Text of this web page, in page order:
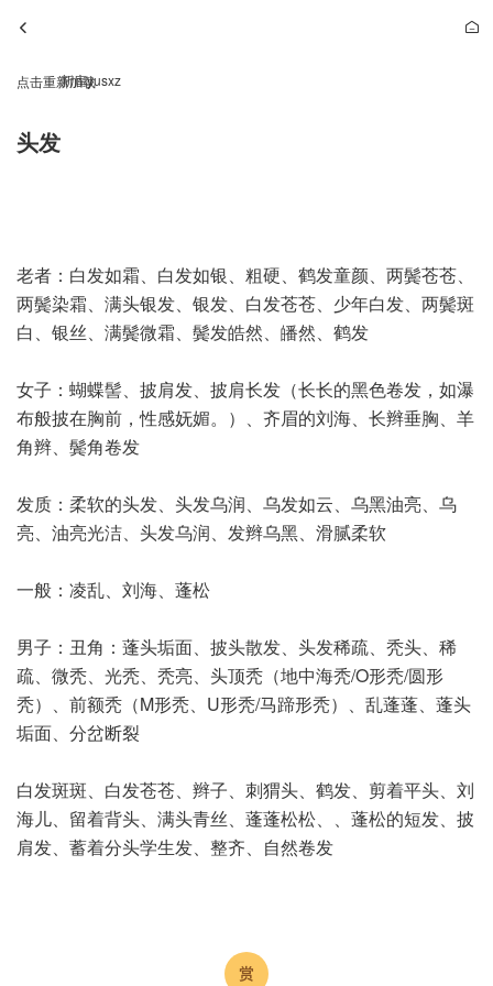
点击重新加载
新库yusxz
头发
老者：白发如霜、白发如银、粗硬、鹤发童颜、两鬓苍苍、
两鬓染霜、满头银发、银发、白发苍苍、少年白发、两鬓斑
白、银丝、满鬓微霜、鬓发皓然、皤然、鹤发
女子：蝴蝶髻、披肩发、披肩长发（长长的黑色卷发，如瀑
布般披在胸前，性感妩媚。）、齐眉的刘海、长辫垂胸、羊
角辫、鬓角卷发
发质：柔软的头发、头发乌润、乌发如云、乌黑油亮、乌
亮、油亮光洁、头发乌润、发辫乌黑、滑腻柔软
一般：凌乱、刘海、蓬松
男子：丑角：蓬头垢面、披头散发、头发稀疏、秃头、稀
疏、微秃、光秃、秃亮、头顶秃（地中海秃/O形秃/圆形
秃）、前额秃（M形秃、U形秃/马蹄形秃）、乱蓬蓬、蓬头
垢面、分岔断裂
白发斑斑、白发苍苍、辫子、刺猬头、鹤发、剪着平头、刘
海儿、留着背头、满头青丝、蓬蓬松松、、蓬松的短发、披
肩发、蓄着分头学生发、整齐、自然卷发